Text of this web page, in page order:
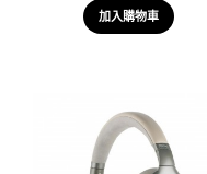
加入購物車